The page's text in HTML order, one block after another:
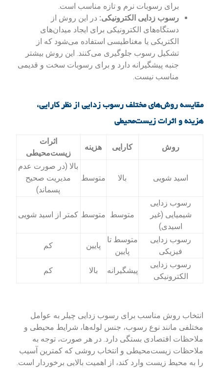
برای رسوبات نرم و تازه مناسب است.
رسوب زدایی الکترونیکی: در این روش از
دستگاه‌های الکترونیکی برای ایجاد میدان‌های
الکتریکی یا مغناطیسی استفاده می‌شود که از
تشکیل رسوب جلوگیری می‌کنند. این روش بیشتر
جنبه پیشگیرانه دارد و برای رسوبات سخت و قدیمی
مناسب نیست.
مقایسه روش‌های مختلف رسوب زدایی از نظر کارایی،
هزینه و اثرات زیست‌محیطی
روش کارایی هزینه
اثرات
زیست‌محیطی
اسید شویی بالا متوسط
بالا (در صورت عدم
مدیریت صحیح
پسماند)
رسوب زدایی
شیمیایی (غیر
اسیدی)
متوسط متوسط کمتر از اسید شویی
رسوب زدایی
فیزیکی
متوسط تا
پایین
پایین کم
رسوب زدایی
الکترونیکی
پیشگیرانه بالا کم
انتخاب روش مناسب برای رسوب زدایی چیلر به عوامل
مختلفی مانند نوع رسوب، جنس لوله‌ها، شرایط محیطی و
ملاحظات اقتصادی بستگی دارد. در هر صورت، توجه به
ملاحظات زیست‌محیطی و انتخاب روشی که کمترین آسیب
را به محیط زیست وارد کند، از اهمیت بالایی برخوردار است.